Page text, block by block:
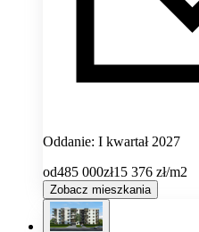
Oddanie: I kwartał 2027
od485 000zł15 376 zł/m2
Zobacz mieszkania